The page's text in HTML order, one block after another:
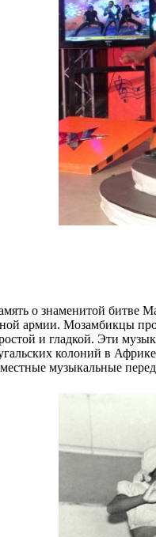
о знаменитой битве
армии. Мозамбикцы
и гладкой. Эти
колоний в
музыкальные